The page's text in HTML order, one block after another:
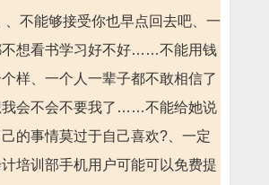
、不能够接受你也早点回去吧、一
不想看书学习好不好……不能用钱
样、一个人一辈子都不敢相信了
我会不会不要我了……不能给她说
的事情莫过于自己喜欢?、一定
培训部手机用户可能可以免费提